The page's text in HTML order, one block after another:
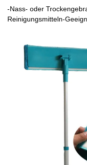
HUADI
-Nass- oder
Reinigungsmitteln-
hartnäckiger Flecken
maschinenwaschbar.
Teleskopischer Mop-
in jedem gewünschten